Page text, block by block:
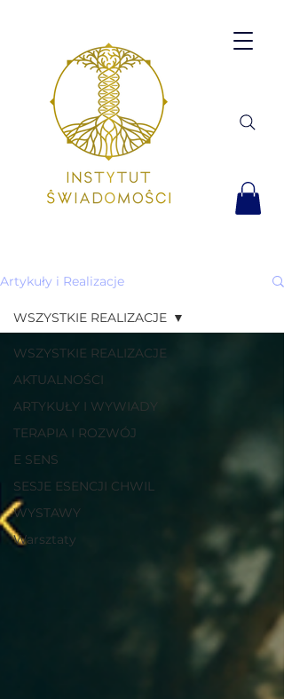
Artykuły i Realizacje
WSZYSTKIE REALIZACJE
AKTUALNOŚCI
ARTYKUŁY I WYWIADY
TERAPIA I ROZWÓJ
E SENS
SESJE ESENCJI CHWIL
WYSTAWY
Warsztaty
WSZYSTKIE REALIZACJE